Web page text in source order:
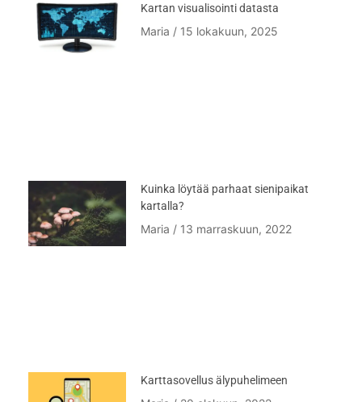
Kartan visualisointi datasta
Maria 15 lokakuun, 2025
Kuinka löytää parhaat sienipaikat
kartalla?
Maria 13 marraskuun, 2022
Karttasovellus älypuhelimeen